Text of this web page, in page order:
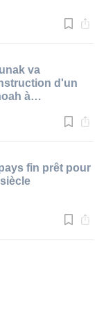
va
d'un
à
fin prêt pour